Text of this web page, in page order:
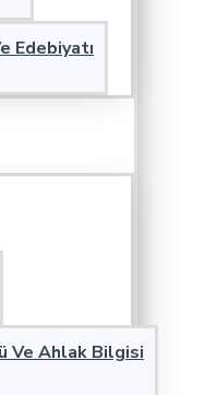
Edebiyatı
Ve Ahlak Bilgisi